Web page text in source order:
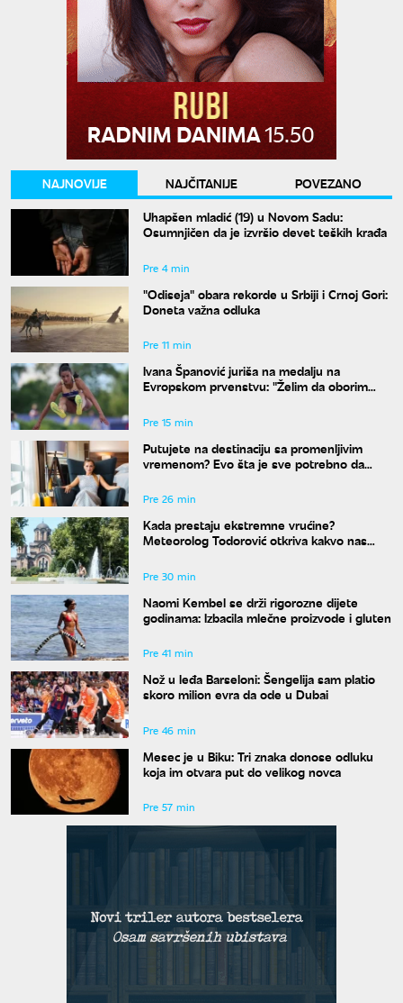
NAJNOVIJE NAJČITANIJE
POVEZANO
Uhapšen mladić (19) u Novom Sadu:
Osumnjičen da je izvršio devet teških krađa
Pre 4 min
"Odiseja" obara rekorde u Srbiji i Crnoj Gori:
Doneta važna odluka
Pre 11 min
Ivana Španović juriša na medalju na
Evropskom prvenstvu: "Želim da oborim
Pre 15 min
Putujete na destinaciju sa promenljivim
vremenom? Evo šta je sve potrebno da
Pre 26 min
Kada prestaju ekstremne vrućine?
Meteorolog Todorović otkriva kakvo nas
Pre 30 min
Naomi Kembel se drži rigorozne dijete
godinama: Izbacila mlečne proizvode i gluten
Pre 41 min
Nož u leđa Barseloni: Šengelija sam platio
skoro milion evra da ode u Dubai
Pre 46 min
Mesec je u Biku: Tri znaka donose odluku
koja im otvara put do velikog novca
Pre 57 min